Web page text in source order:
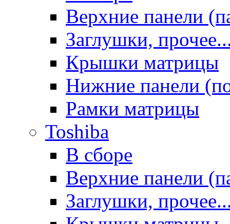
Верхние панели
Заглушки,
Крышки матрицы
Нижние панели
Рамки матрицы
Toshiba
В сборе
Верхние панели
Заглушки,